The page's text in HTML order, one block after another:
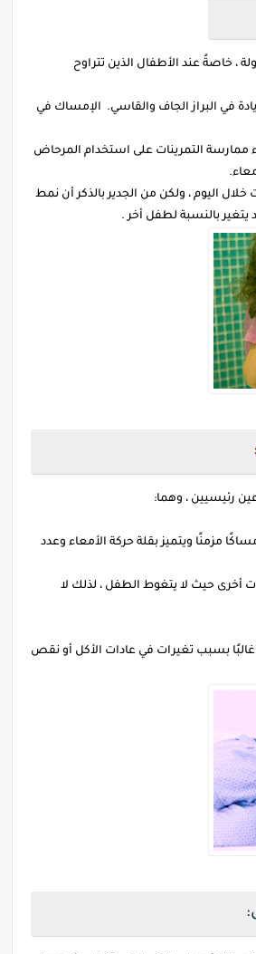
، خاصةً عند الأطفال الذين تتراوح
في البراز الجاف والقاسي. الإمساك في
ممارسة التمرينات على استخدام المرحاض
اليوم ، ولكن من الجدير بالذكر أن نمط
بالنسبة لطفل أخر .
رئيسيين ، وهما:
8 أسابيع أو أكثر ، فيُعتبر إمساكًا مزمنًا ويتميز بقلة حركة الأمعاء وعدد
أخرى حيث لا يتغوط الطفل ، لذلك لا
بسبب تغيرات في عادات الأكل أو نقص